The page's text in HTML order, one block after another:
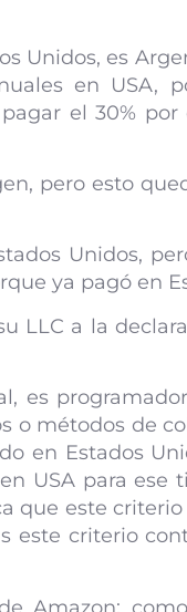
Unidos, es
en USA,
el 30% por
pero esto
Unidos,
ya pagó en
LLC a la
es
o métodos de
en Estados
USA para ese
que este
este criterio